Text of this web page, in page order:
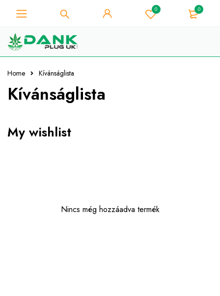
0 0
Home Kívánságlista
Kívánságlista
My wishlist
Nincs még hozzáadva termék
A fű szerelmese - Get 10% azonnali
kedvezmény minden vásárlás -
Megvan!